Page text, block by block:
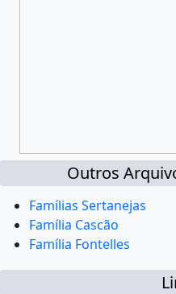
Outros
Famílias Sertanejas
Família Cascão
Família Fontelles